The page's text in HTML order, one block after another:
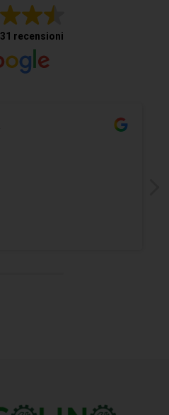
31 recensioni